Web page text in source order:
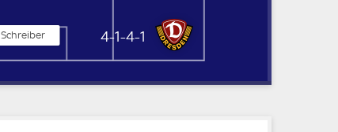
Dynamo Dresden
4-1-4-1
Schreiber